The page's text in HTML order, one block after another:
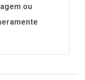
ou